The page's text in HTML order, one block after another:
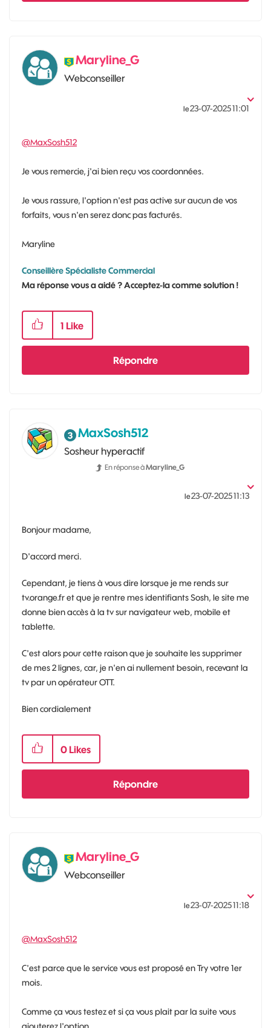
Maryline_G
Webconseiller
le‎23-07-202511:01
@MaxSosh512
Je vous remercie, j'ai bien reçu vos coordonnées.
Je vous rassure, l'option n'est pas active sur aucun de vos
forfaits, vous n'en serez donc pas facturés.
Maryline
Conseillère Spécialiste Commercial
Ma réponse vous a aidé ? Acceptez-la comme solution !
1 Like
Répondre
MaxSosh512
Sosheur hyperactif
En réponse àMaryline_G
le‎23-07-202511:13
Bonjour madame,
D'accord merci.
Cependant, je tiens à vous dire lorsque je me rends sur
tv.orange.fr et que je rentre mes identifiants Sosh, le site me
donne bien accès à la tv sur navigateur web, mobile et
tablette.
C'est alors pour cette raison que je souhaite les supprimer
de mes 2 lignes, car, je n'en ai nullement besoin, recevant la
tv par un opérateur OTT.
Bien cordialement
0 Likes
Répondre
Maryline_G
Webconseiller
le‎23-07-202511:18
@MaxSosh512
C'est parce que le service vous est proposé en Try votre 1er
mois.
Comme ça vous testez et si ça vous plait par la suite vous